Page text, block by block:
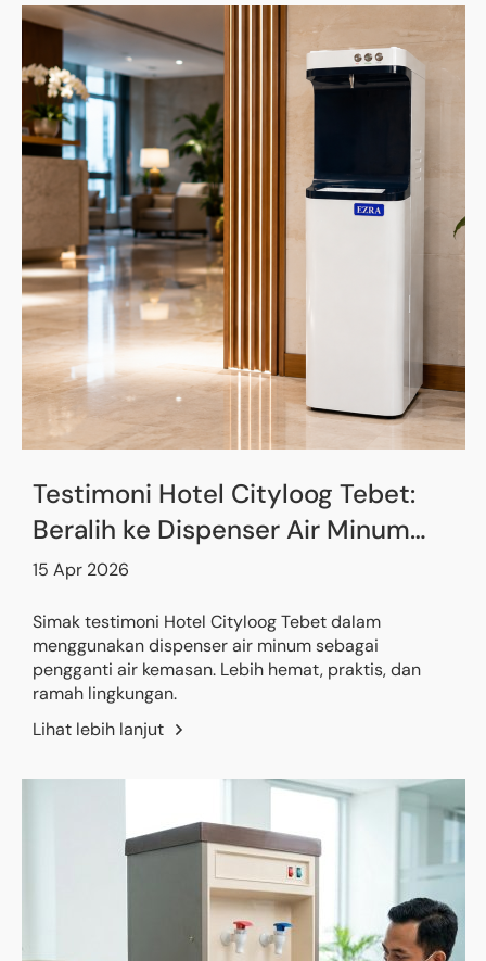
Testimoni Hotel Cityloog Tebet:
Beralih ke Dispenser Air Minum
untuk Efisiensi & Ramah
15 Apr 2026
Simak testimoni Hotel Cityloog Tebet dalam
menggunakan dispenser air minum sebagai
pengganti air kemasan. Lebih hemat, praktis, dan
ramah lingkungan.
Lihat lebih lanjut